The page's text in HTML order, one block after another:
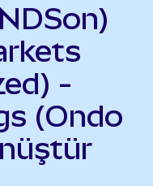
-
(Ondo